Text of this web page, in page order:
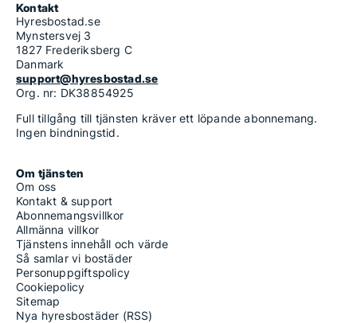
Kontakt
Hyresbostad.se
Mynstersvej 3
1827 Frederiksberg C
Danmark
support@hyresbostad.se
Org. nr: DK38854925
Full tillgång till tjänsten kräver ett löpande abonnemang.
Ingen bindningstid.
Om tjänsten
Om oss
Kontakt & support
Abonnemangsvillkor
Allmänna villkor
Tjänstens innehåll och värde
Så samlar vi bostäder
Personuppgiftspolicy
Cookiepolicy
Sitemap
Nya hyresbostäder (RSS)